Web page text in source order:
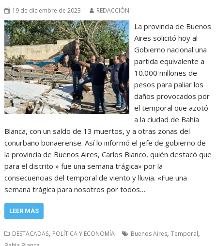
19 de diciembre de 2023 REDACCIÓN
La provincia de Buenos
Aires solicitó hoy al
Gobierno nacional una
partida equivalente a
10.000 millones de
pesos para paliar los
daños provocados por
el temporal que azotó
a la ciudad de Bahía
Blanca, con un saldo de 13 muertos, y a otras zonas del
conurbano bonaerense. Así lo informó el jefe de gobierno de
la provincia de Buenos Aires, Carlos Bianco, quién destacó que
para el distrito » fue una semana trágica» por la
consecuencias del temporal de viento y lluvia. «Fue una
semana trágica para nosotros por todos…
LEER MÁS
DESTACADAS, POLÍTICA Y ECONOMÍA Buenos Aires,Temporal,